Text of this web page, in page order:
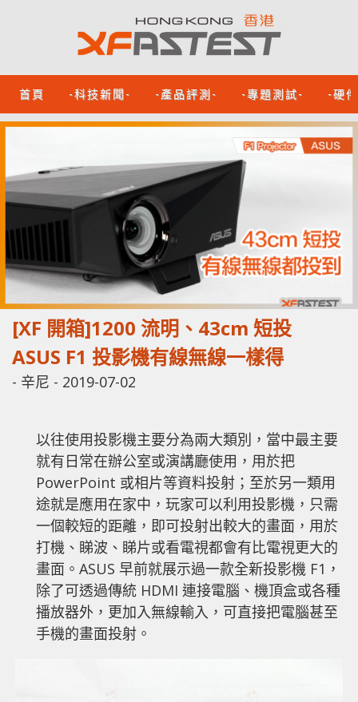
首頁 -科技新聞- -產品評測- -專題測試- -硬
[XF 開箱]1200 流明、43cm 短投
ASUS F1 投影機有線無線一樣得
- 辛尼 - 2019-07-02
以往使用投影機主要分為兩大類別，當中最主要
就有日常在辦公室或演講廳使用，用於把
PowerPoint 或相片等資料投射；至於另一類用
途就是應用在家中，玩家可以利用投影機，只需
一個較短的距離，即可投射出較大的畫面，用於
打機、睇波、睇片或看電視都會有比電視更大的
畫面。ASUS 早前就展示過一款全新投影機 F1，
除了可透過傳統 HDMI 連接電腦、機頂盒或各種
播放器外，更加入無線輸入，可直接把電腦甚至
手機的畫面投射。